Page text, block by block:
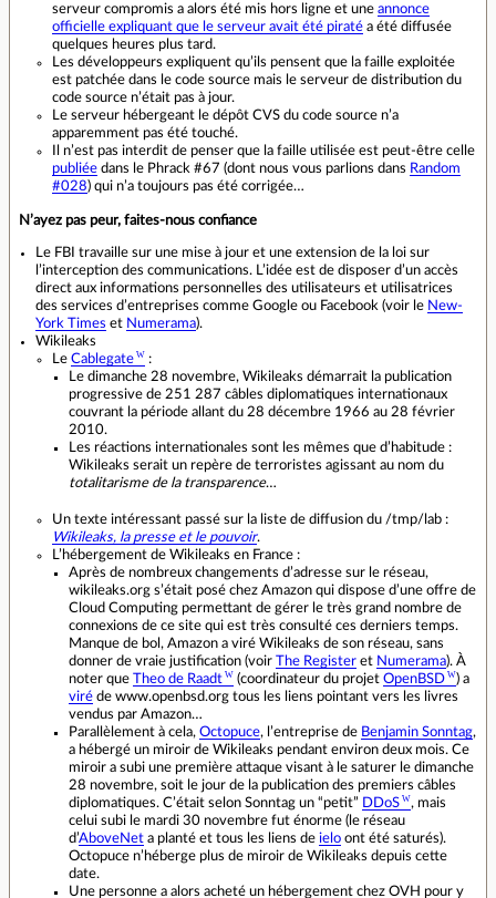
serveur compromis a alors été mis hors ligne et une annonce
officielle expliquant que le serveur avait été piraté a été diffusée
quelques heures plus tard.
Les développeurs expliquent qu’ils pensent que la faille exploitée
est patchée dans le code source mais le serveur de distribution du
code source n’était pas à jour.
Le serveur hébergeant le dépôt CVS du code source n’a
apparemment pas été touché.
Il n’est pas interdit de penser que la faille utilisée est peut-être celle
publiée dans le Phrack #67 (dont nous vous parlions dans Random
#028) qui n’a toujours pas été corrigée…
N’ayez pas peur, faites-nous confiance
Le FBI travaille sur une mise à jour et une extension de la loi sur
l’interception des communications. L’idée est de disposer d’un accès
direct aux informations personnelles des utilisateurs et utilisatrices
des services d’entreprises comme Google ou Facebook (voir le New-
York Times et Numerama).
Wikileaks
Le Cablegate
:
Le dimanche 28 novembre, Wikileaks démarrait la publication
progressive de 251 287 câbles diplomatiques internationaux
couvrant la période allant du 28 décembre 1966 au 28 février
2010.
Les réactions internationales sont les mêmes que d’habitude :
Wikileaks serait un repère de terroristes agissant au nom du
totalitarisme de la transparence…
Un texte intéressant passé sur la liste de diffusion du /tmp/lab :
Wikileaks, la presse et le pouvoir.
L’hébergement de Wikileaks en France :
Après de nombreux changements d’adresse sur le réseau,
wikileaks.org s’était posé chez Amazon qui dispose d’une offre de
Cloud Computing permettant de gérer le très grand nombre de
connexions de ce site qui est très consulté ces derniers temps.
Manque de bol, Amazon a viré Wikileaks de son réseau, sans
donner de vraie justification (voir The Register et Numerama). À
noter que Theo de Raadt (coordinateur du projet OpenBSD
) a
viré de www.openbsd.org tous les liens pointant vers les livres
vendus par Amazon…
Parallèlement à cela, Octopuce, l’entreprise de Benjamin Sonntag,
a hébergé un miroir de Wikileaks pendant environ deux mois. Ce
miroir a subi une première attaque visant à le saturer le dimanche
28 novembre, soit le jour de la publication des premiers câbles
diplomatiques. C’était selon Sonntag un “petit” DDoS
, mais
celui subi le mardi 30 novembre fut énorme (le réseau
d’AboveNet a planté et tous les liens de ielo ont été saturés).
Octopuce n’héberge plus de miroir de Wikileaks depuis cette
date.
Une personne a alors acheté un hébergement chez OVH pour y